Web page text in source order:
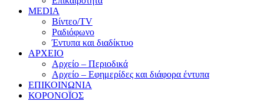
MEDIA
Βίντεο/TV
Ραδιόφωνο
Έντυπα και διαδίκτυο
ΑΡΧΕΙΟ
Αρχείο – Περιοδικά
Αρχείο – Εφημερίδες και διάφορα έντυπα
ΕΠΙΚΟΙΝΩΝΙΑ
ΚΟΡΟΝΟΪΟΣ